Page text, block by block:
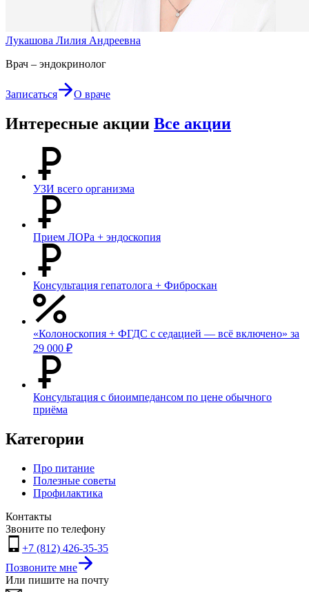
Лукашова Лилия Андреевна
Врач – эндокринолог
Записаться О враче
Интересные акции Все акции
УЗИ всего организма
Прием ЛОРа + эндоскопия
Консультация гепатолога + Фиброскан
«Колоноскопия + ФГДС с седацией — всё включено» за
29 000 ₽
Консультация с биоимпедансом по цене обычного
приёма
Категории
Про питание
Полезные советы
Профилактика
Контакты
Звоните по телефону
+7 (812) 426-35-35
Позвоните мне
Или пишите на почту